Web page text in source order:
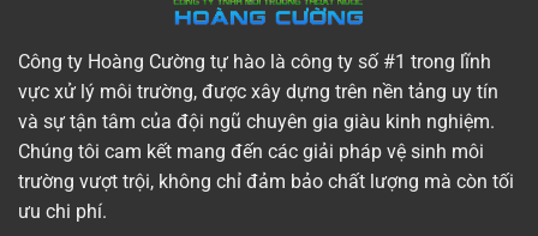
Công ty Hoàng Cường tự hào là công ty số #1 trong lĩnh
vực xử lý môi trường, được xây dựng trên nền tảng uy tín
và sự tận tâm của đội ngũ chuyên gia giàu kinh nghiệm.
Chúng tôi cam kết mang đến các giải pháp vệ sinh môi
trường vượt trội, không chỉ đảm bảo chất lượng mà còn tối
ưu chi phí.